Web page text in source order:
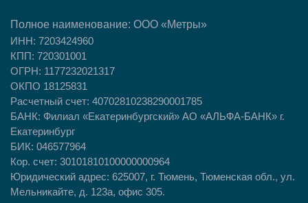
Полное наименование: ООО «Метры»
ИНН: 7203424960
КПП: 720301001
ОГРН: 1177232021317
ОКПО 18125831
Расчетный счет: 40702810238290001785
БАНК: Филиал «Екатеринбургский» АО «АЛЬФА-БАНК» г.
Екатеринбург
БИК: 046577964
Кор. счет: 30101810100000000964
Юридический адрес: 625007, г. Тюмень, Тюменская обл., ул.
Мельникайте, д. 123а, офис 305.